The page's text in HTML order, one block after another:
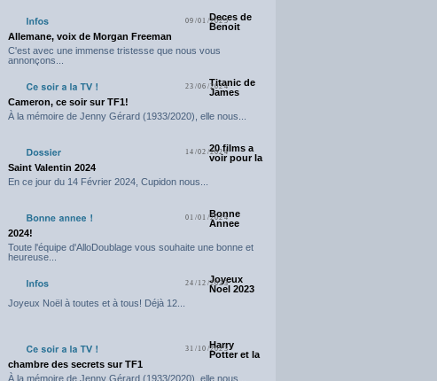
09/01/2025Deces de
Benoit
Allemane, voix de Morgan Freeman
C'est avec une immense tristesse que nous vous
annonçons...
23/06/2024Titanic de
James
Cameron, ce soir sur TF1!
À la mémoire de Jenny Gérard (1933/2020), elle nous...
14/02/202420 films a
voir pour la
Saint Valentin 2024
En ce jour du 14 Février 2024, Cupidon nous...
01/01/2024
Bonne
Annee
2024!
Toute l'équipe d'AlloDoublage vous souhaite une bonne et
heureuse...
24/12/2023
Joyeux
Noel 2023
Joyeux Noël à toutes et à tous! Déjà 12...
31/10/2023
Harry
Potter et la
chambre des secrets sur TF1
À la mémoire de Jenny Gérard (1933/2020), elle nous...